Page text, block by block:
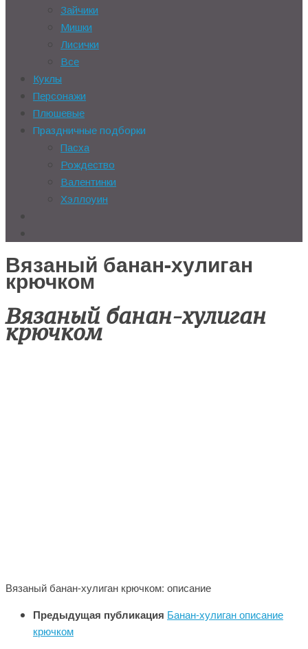
Зайчики
Мишки
Лисички
Все
Куклы
Персонажи
Плюшевые
Праздничные подборки
Пасха
Рождество
Валентинки
Хэллоуин
Вязаный банан-хулиган
крючком
Вязаный банан-хулиган
крючком
Вязаный банан-хулиган крючком: описание
Предыдущая публикация Банан-хулиган описание
крючком